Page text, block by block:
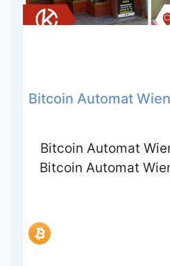
Bitcoin Automat
Bitcoin Automat
Bitcoin Automat